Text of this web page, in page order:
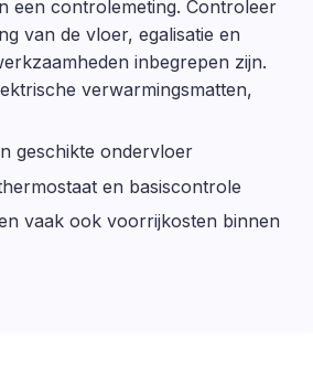
een controlemeting. Controleer
van de vloer, egalisatie en
inbegrepen zijn.
verwarmingsmatten,
geschikte ondervloer
en basiscontrole
vaak ook voorrijkosten binnen